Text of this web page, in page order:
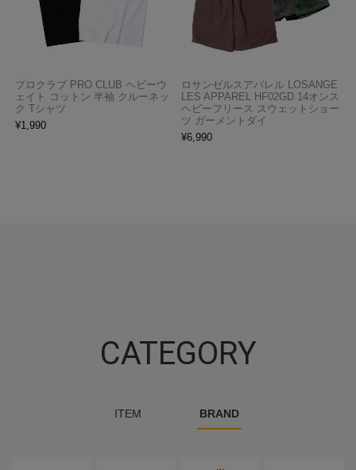
プロクラブ PRO CLUB ヘビーウ
ェイト コットン 半袖 クルーネッ
ク Tシャツ
¥1,990
ロサンゼルスアパレル LOSANGE
LES APPAREL HF02GD 14オンス
ヘビーフリース スウェットショー
ツ ガーメントダイ
¥6,990
CATEGORY
ITEM BRAND